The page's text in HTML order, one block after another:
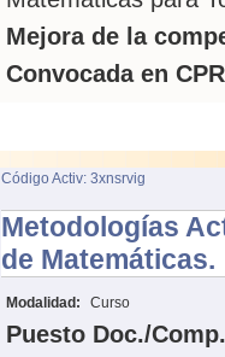
Mejora de la
Convocada en
Código Activ: 3xnsrvig
Metodologías
de Matemáticas.
Modalidad: Curso
Puesto Doc./